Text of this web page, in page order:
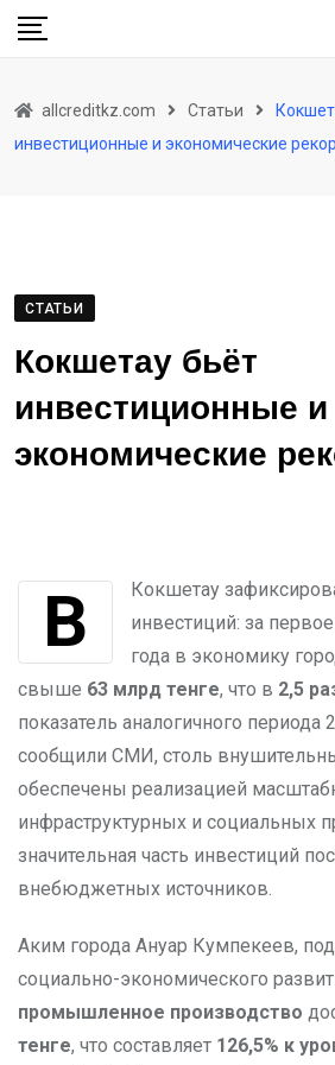
Skip
allcreditkz.com Статьи
инвестиционные и экономические
СТАТЬИ
Кокшетау бьёт
инвестиционные и
экономические
В Кокшетау зафиксирован рекордный рост
инвестиций: за
года в экономику
свыше 63 млрд тенге, что в 2,5
показатель аналогичного периода
сообщили СМИ, столь
обеспечены реализацией
инфраструктурных и социальных
значительная часть инвестиций
внебюджетных источников.
Аким города Ануар Кумпекеев,
социально-экономического
промышленное производство
тенге, что составляет 126,5% к